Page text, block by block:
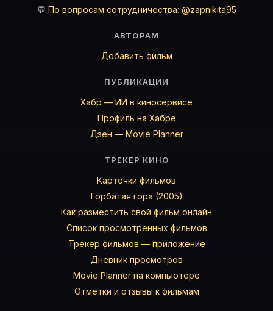
💬 По вопросам сотрудничества: @zapnikita95
АВТОРАМ
Добавить фильм
ПУБЛИКАЦИИ
Хабр — ИИ в киносервисе
Профиль на Хабре
Дзен — Movie Planner
ТРЕКЕР КИНО
Карточки фильмов
Горбатая гора (2005)
Как разместить свой фильм онлайн
Список просмотренных фильмов
Трекер фильмов — приложение
Дневник просмотров
Movie Planner на компьютере
Отметки и отзывы к фильмам